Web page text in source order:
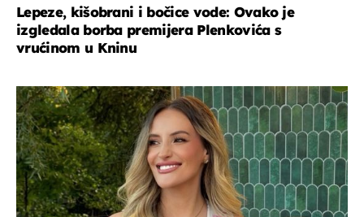
Lepeze, kišobrani i bočice vode: Ovako je
izgledala borba premijera Plenkovića s
vrućinom u Kninu